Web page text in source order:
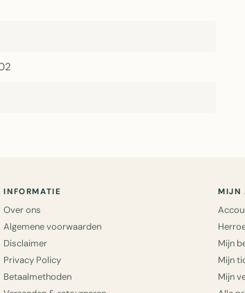
INFORMATIE
Over ons
Algemene voorwaarden
Disclaimer
Privacy Policy
Betaalmethoden
MIJN
Mijn
Mijn
Mijn